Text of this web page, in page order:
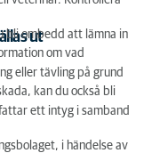
ut
bli ombedd att lämna in
om vad
eller tävling på grund
kan du också bli
ett intyg i samband
i händelse av